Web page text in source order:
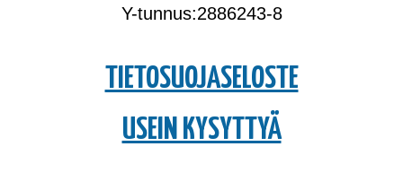
Y-tunnus:2886243-8
TIETOSUOJASELOSTE
USEIN KYSYTTYÄ